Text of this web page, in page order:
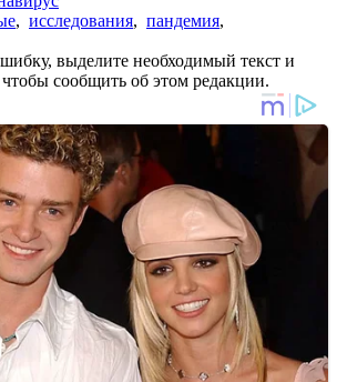
, исследования, пандемия,
выделите необходимый текст и
сообщить об этом редакции.